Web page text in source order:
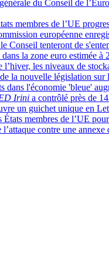
du Conseil de
membres de l’UE
européenne
Conseil tenteront de
la zone euro estimée à
l’hiver, les niveaux de
la nouvelle législation sur
dans l'économie 'bleue'
Irini a contrôlé près de
un guichet unique en
États membres de l’UE
contre une annexe